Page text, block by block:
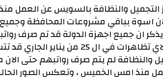
التجميل والنظافة بالسويس عن
اسوة بباقي مشروعات المحافظة وجميع
ان جميع اجهزة الدولة قد تم صرف
المرتبات تحسبا لاي تظاهرات في
والنظافة لم يتم صرف رواتبهم حتى
منذ امس الخميس ، وتعكس الصور